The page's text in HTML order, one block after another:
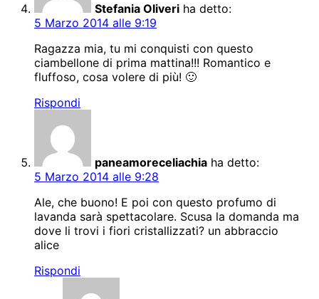
Stefania Oliveri ha detto:
5 Marzo 2014 alle 9:19
Ragazza mia, tu mi conquisti con questo
ciambellone di prima mattina!!! Romantico e
fluffoso, cosa volere di più! 🙂
Rispondi
paneamoreceliachia ha detto:
5 Marzo 2014 alle 9:28
Ale, che buono! E poi con questo profumo di
lavanda sarà spettacolare. Scusa la domanda ma
dove li trovi i fiori cristallizzati? un abbraccio
alice
Rispondi